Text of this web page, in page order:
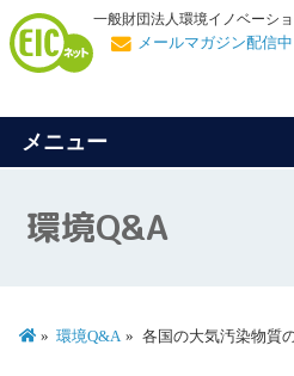
一般財団法人環境イノベーシ
メールマガジン配信中
メニュー
環境Q&A
環境Q&A 各国の大気汚染物質